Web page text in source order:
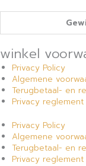
winkel
Privacy Policy
Algemene
Terugbetaal- en
Privacy reglement
Privacy Policy
Algemene
Terugbetaal- en
Privacy reglement